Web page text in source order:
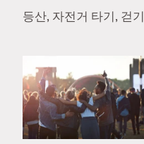
등산, 자전거 타기, 걷기